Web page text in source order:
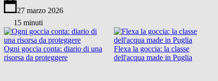
27 marzo 2026
15 minuti
Ogni goccia conta: diario di una
risorsa da proteggere
Flexa la goccia: la classe
dell'acqua made in Puglia